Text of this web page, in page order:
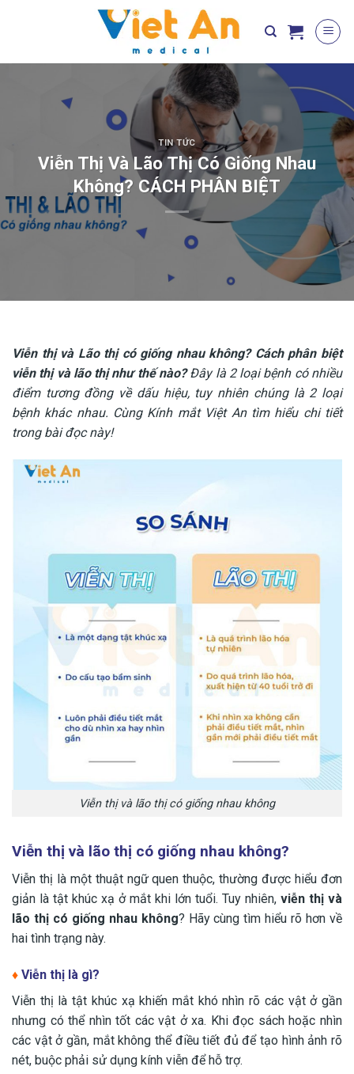
TIN TỨC
Viễn Thị Và Lão Thị Có Giống Nhau
Không? CÁCH PHÂN BIỆT
Viễn thị và Lão thị có giống nhau không? Cách phân biệt
viễn thị và lão thị như thế nào?Đây là 2 loại bệnh có nhiều
điểm tương đồng về dấu hiệu, tuy nhiên chúng là 2 loại
bệnh khác nhau. Cùng Kính mắt Việt An tìm hiểu chi tiết
trong bài đọc này!
Viễn thị và lão thị có giống nhau không
Viễn thị và lão thị có giống nhau không?
Viễn thị là một thuật ngữ quen thuộc, thường được hiểu đơn
giản là tật khúc xạ ở mắt khi lớn tuổi. Tuy nhiên, viễn thị và
lão thị có giống nhau không? Hãy cùng tìm hiểu rõ hơn về
hai tình trạng này.
♦ Viễn thị là gì?
Viễn thị là tật khúc xạ khiến mắt khó nhìn rõ các vật ở gần
nhưng có thể nhìn tốt các vật ở xa. Khi đọc sách hoặc nhìn
các vật ở gần, mắt không thể điều tiết đủ để tạo hình ảnh rõ
nét, buộc phải sử dụng kính viễn để hỗ trợ.